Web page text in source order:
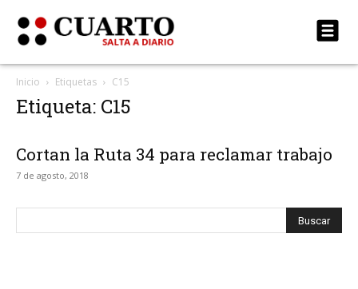
Inicio Etiquetas C15
Etiqueta: C15
Cortan la Ruta 34 para reclamar trabajo
7 de agosto, 2018